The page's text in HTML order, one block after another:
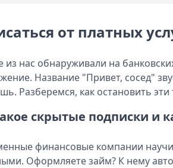
от платных
из нас обнаруживали на
Название "Привет, сосед"
Разберемся, как остановить эти
скрытые подписки и
финансовые компании
Оформляете займ? К нему